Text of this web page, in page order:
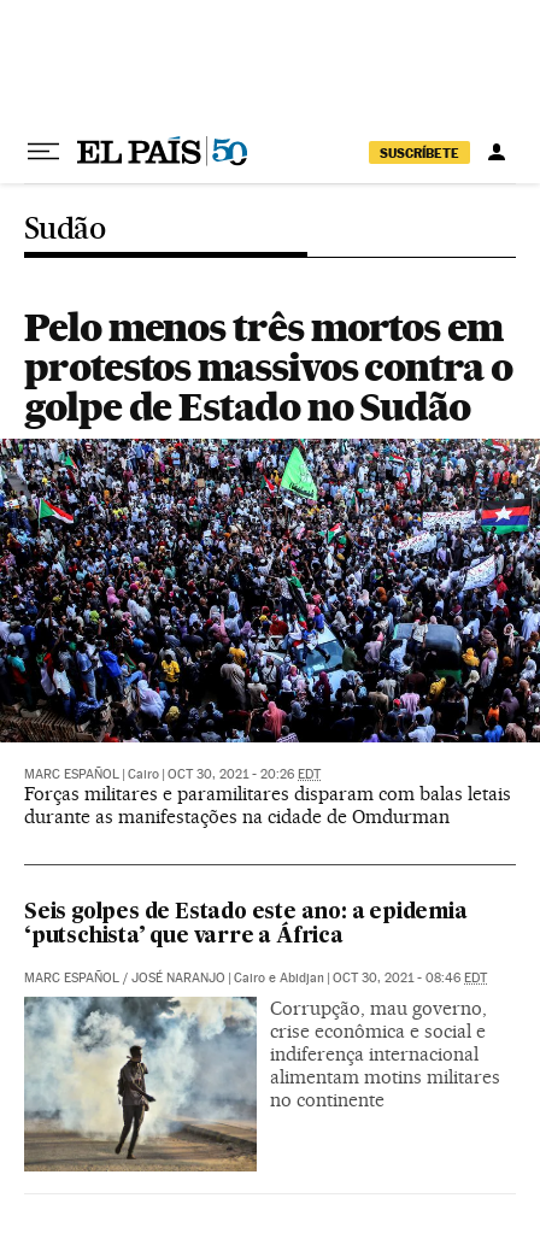
SUSCRÍBETE
Sudão
Pelo menos três mortos em
protestos massivos contra o
golpe de Estado no Sudão
MARC ESPAÑOL Cairo OCT 30, 2021 - 20:26 EDT
Forças militares e paramilitares disparam com balas letais
durante as manifestações na cidade de Omdurman
Seis golpes de Estado este ano: a epidemia
‘putschista’ que varre a África
MARC ESPAÑOL / JOSÉ NARANJO Cairo e Abidjan OCT 30, 2021 - 08:46 EDT
Corrupção, mau governo,
crise econômica e social e
indiferença internacional
alimentam motins militares
no continente